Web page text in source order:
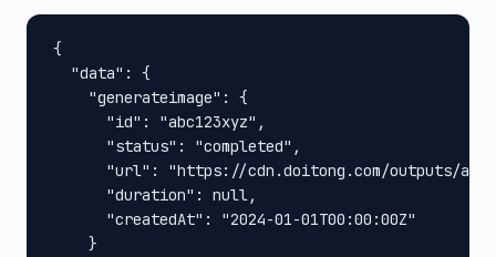
{
  "data": {
    "generateimage": {
      "id": "abc123xyz",
      "status": "completed",
"url": "https://cdn.doitong.com/outputs/
      "duration": null,
      "createdAt": "2024-01-01T00:00:00Z"
    }